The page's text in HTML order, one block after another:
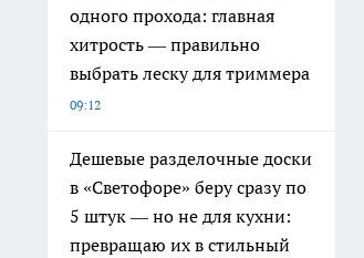
одного прохода: главная
хитрость — правильно
выбрать леску для триммера
09:12
Дешевые разделочные доски
в «Светофоре» беру сразу по
5 штук — но не для кухни:
превращаю их в стильный